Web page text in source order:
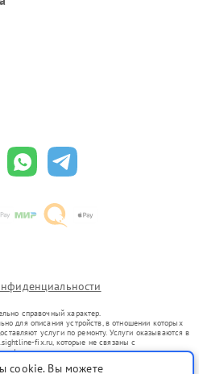
справочный характер.
для описания устройств, в отношении которых
услуги по ремонту. Услуги оказываются в
fix.ru, которые не связаны с
официальными представителями.
в гражданский оборот в соответствии
cookie. Вы можете